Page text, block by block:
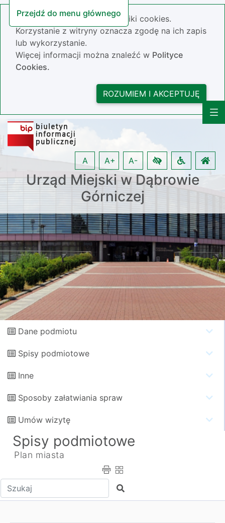
Przejdź do menu głównego
Nasza strona wykorzystuje pliki cookies.
Korzystanie z witryny oznacza zgodę na ich zapis
lub wykorzystanie.
Więcej informacji można znaleźć w Polityce
Cookies.
ROZUMIEM I AKCEPTUJĘ
Urząd Miejski w Dąbrowie
Górniczej
A A+ A-
Dane podmiotu
Spisy podmiotowe
Inne
Sposoby załatwiania spraw
Umów wizytę
Spisy podmiotowe
Plan miasta
Wpisz tekst do wyszukania Szukaj